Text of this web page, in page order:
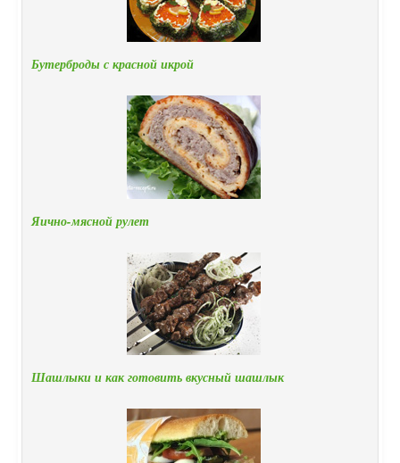
Бутерброды с красной икрой
Яично-мясной рулет
Шашлыки и как готовить вкусный шашлык